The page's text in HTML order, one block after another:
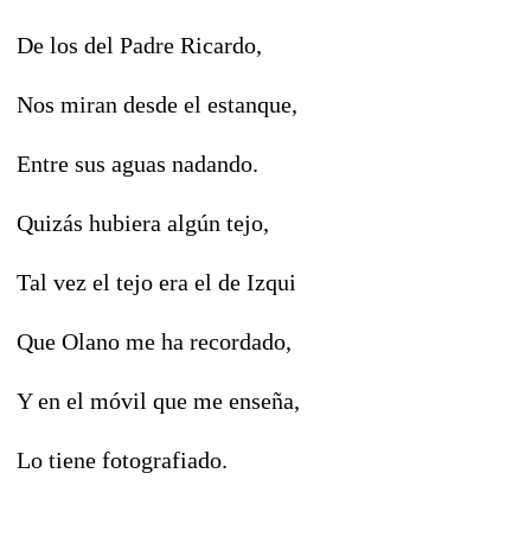
De los del Padre Ricardo,
Nos miran desde el estanque,
Entre sus aguas nadando.
Quizás hubiera algún tejo,
Tal vez el tejo era el de Izqui
Que Olano me ha recordado,
Y en el móvil que me enseña,
Lo tiene fotografiado.